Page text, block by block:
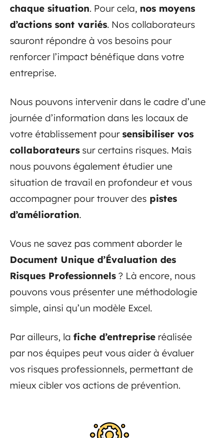
chaque situation. Pour cela, nos moyens
d’actions sont variés. Nos collaborateurs
sauront répondre à vos besoins pour
renforcer l’impact bénéfique dans votre
entreprise.
Nous pouvons intervenir dans le cadre d’une
journée d’information dans les locaux de
votre établissement pour sensibiliser vos
collaborateurs sur certains risques. Mais
nous pouvons également étudier une
situation de travail en profondeur et vous
accompagner pour trouver des pistes
d’amélioration.
Vous ne savez pas comment aborder le
Document Unique d’Évaluation des
Risques Professionnels ? Là encore, nous
pouvons vous présenter une méthodologie
simple, ainsi qu’un modèle Excel.
Par ailleurs, la fiche d’entreprise réalisée
par nos équipes peut vous aider à évaluer
vos risques professionnels, permettant de
mieux cibler vos actions de prévention.